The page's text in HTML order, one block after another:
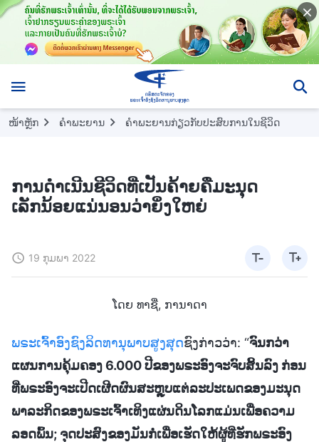
ໜ້າຫຼັກ ຄຳພະຍານ ຄຳພະຍານກ່ຽວກັບປະສົບການໃນຊີວິດ
ການດໍາເນີນຊີວິດທີ່ເປັນຄ້າຍຄືມະນຸດ
ເລັກນ້ອຍແນ່ນອນວ່າຍິ່ງໃຫຍ່
19 ກຸມພາ 2022
ໂດຍ ທາຊື່, ການາດາ
ພຣະເຈົ້າອົງຊົງລິດທານຸພາບສູງສຸດຊົງກ່າວວ່າ: “ຈົນກວ່າ
ແຜນການຄຸ້ມຄອງ 6.000 ປີຂອງພຣະອົງຈະຈົບສິ້ນລົງ ກ່ອນ
ທີ່ພຣະອົງຈະເປີດເຜີດຜົນສະຫຼຸບແຕ່ລະປະເພດຂອງມະນຸດ
ພາລະກິດຂອງພຣະເຈົ້າເທິງແຜ່ນດິນໂລກແມ່ນເພື່ອຄວາມ
ລອດພົ້ນ; ຈຸດປະສົງຂອງມັນກໍ່ເພື່ອເຮັດໃຫ້ຜູ້ທີ່ຮັກພຣະອົງ